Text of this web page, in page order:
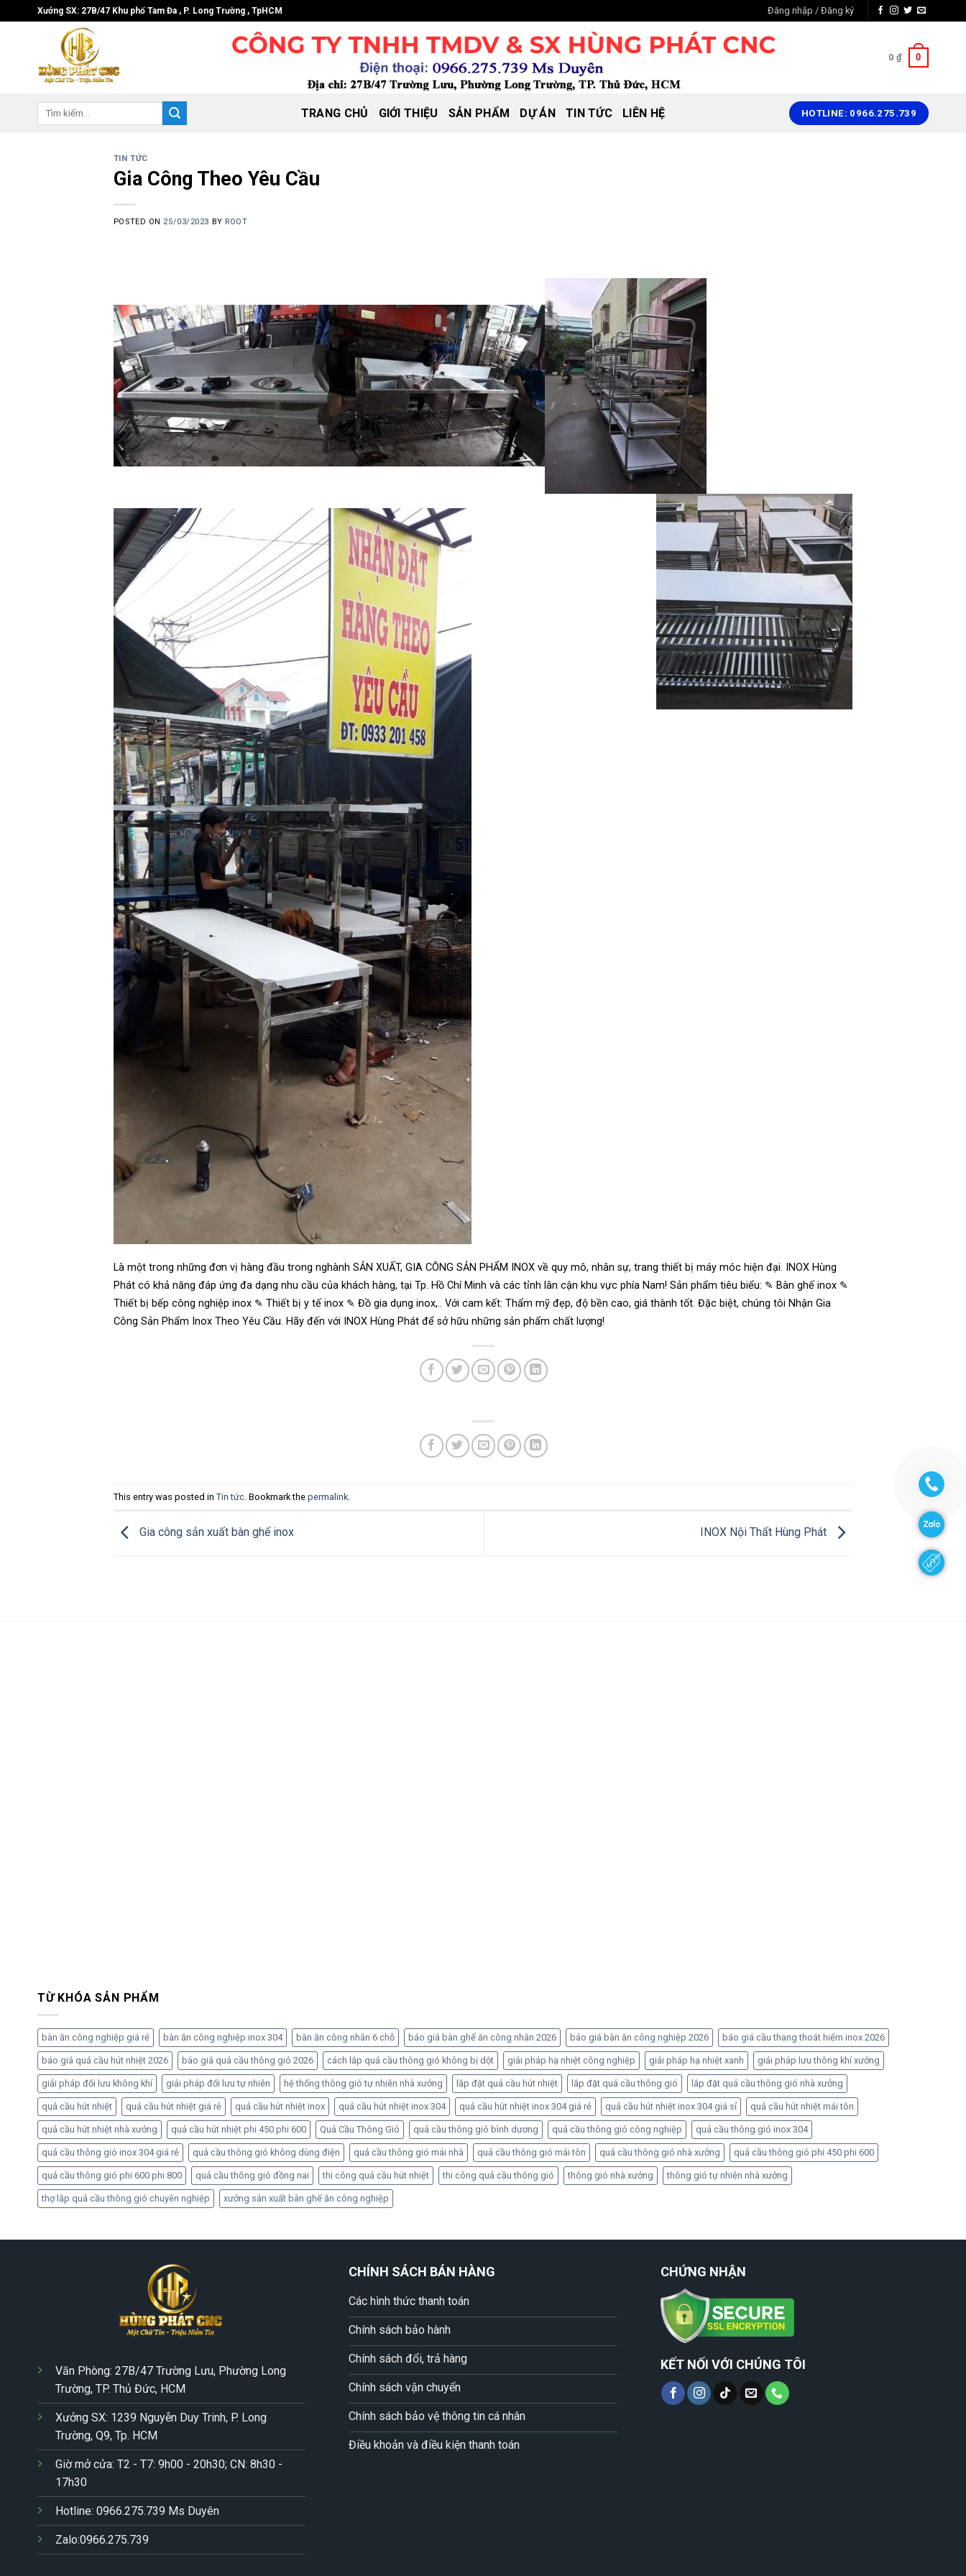
to
Xưởng SX: 27B/47 Khu phố Tam Đa , P. Long Trường , TpHCM Đăng nhập / Đăng ký
0 ₫ 0
Tìm
TRANG CHỦ GIỚI THIỆU SẢN PHẨM DỰ ÁN TIN TỨC LIÊN HỆ HOTLINE: 0966.275.739
TIN TỨC
Gia Công Theo Yêu Cầu
POSTED ON 25/03/2023 BY ROOT
Là một trong những đơn vị hàng đầu trong nghành SẢN XUẤT, GIA CÔNG SẢN PHẨM INOX về quy mô, nhân sự, trang thiết bị máy móc hiện đại. INOX Hùng
Phát có khả năng đáp ứng đa dạng nhu cầu của khách hàng, tại Tp. Hồ Chí Minh và các tỉnh lân cận khu vực phía Nam! Sản phẩm tiêu biểu: ✎ Bàn ghế inox ✎
Thiết bị bếp công nghiệp inox ✎ Thiết bị y tế inox ✎ Đồ gia dụng inox,.. Với cam kết: Thẩm mỹ đẹp, độ bền cao, giá thành tốt. Đặc biệt, chúng tôi Nhận Gia
Công Sản Phẩm Inox Theo Yêu Cầu. Hãy đến với INOX Hùng Phát để sở hữu những sản phẩm chất lượng!
This entry was posted in Tin tức. Bookmark the permalink.
Gia công sản xuất bàn ghế inox INOX Nội Thất Hùng Phát
TỪ KHÓA SẢN PHẨM
bàn ăn công nghiệp giá rẻ bàn ăn công nghiệp inox 304 bàn ăn công nhân 6 chỗ báo giá bàn ghế ăn công nhân 2026 báo giá bàn ăn công nghiệp 2026 báo giá cầu thang thoát hiểm inox 2026
báo giá quả cầu hút nhiệt 2026 báo giá quả cầu thông gió 2026 cách lắp quả cầu thông gió không bị dột giải pháp hạ nhiệt công nghiệp giải pháp hạ nhiệt xanh giải pháp lưu thông khí xưởng
giải pháp đối lưu không khí giải pháp đối lưu tự nhiên hệ thống thông gió tự nhiên nhà xưởng lắp đặt quả cầu hút nhiệt lắp đặt quả cầu thông gió lắp đặt quả cầu thông gió nhà xưởng
quả cầu hút nhiệt quả cầu hút nhiệt giá rẻ quả cầu hút nhiệt inox quả cầu hút nhiệt inox 304 quả cầu hút nhiệt inox 304 giá rẻ quả cầu hút nhiệt inox 304 giá sỉ quả cầu hút nhiệt mái tôn
quả cầu hút nhiệt nhà xưởng quả cầu hút nhiệt phi 450 phi 600 Quả Cầu Thông Gió quả cầu thông gió bình dương quả cầu thông gió công nghiệp quả cầu thông gió inox 304
quả cầu thông gió inox 304 giá rẻ quả cầu thông gió không dùng điện quả cầu thông gió mái nhà quả cầu thông gió mái tôn quả cầu thông gió nhà xưởng quả cầu thông gió phi 450 phi 600
quả cầu thông gió phi 600 phi 800 quả cầu thông gió đồng nai thi công quả cầu hút nhiệt thi công quả cầu thông gió thông gió nhà xưởng thông gió tự nhiên nhà xưởng
thợ lắp quả cầu thông gió chuyên nghiệp xưởng sản xuất bàn ghế ăn công nghiệp
Văn Phòng: 27B/47 Trường Lưu, Phường Long
Trường, TP. Thủ Đức, HCM
Xưởng SX: 1239 Nguyễn Duy Trinh, P. Long
Trường, Q9, Tp. HCM
Giờ mở cửa: T2 - T7: 9h00 - 20h30; CN: 8h30 -
17h30
Hotline: 0966.275.739 Ms Duyên
Zalo:0966.275.739
CHÍNH SÁCH BÁN HÀNG
Các hình thức thanh toán
Chính sách bảo hành
Chính sách đổi, trả hàng
Chính sách vận chuyển
Chính sách bảo vệ thông tin cá nhân
Điều khoản và điều kiện thanh toán
CHỨNG NHẬN
KẾT NỐI VỚI CHÚNG TÔI